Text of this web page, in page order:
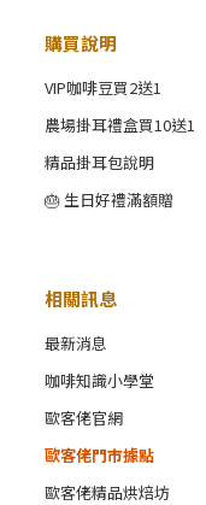
購買說明
VIP咖啡豆買2送1
農場掛耳禮盒買10送1
精品掛耳包說明
🎂 生日好禮滿額贈
相關訊息
最新消息
咖啡知識小學堂
歐客佬官網
歐客佬門市據點
歐客佬精品烘焙坊